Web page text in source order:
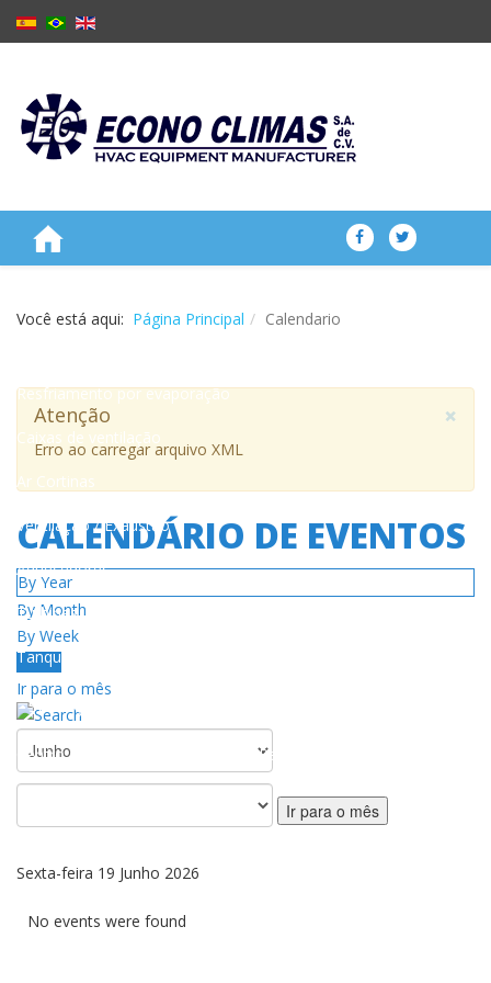
Resfriamento por evaporação
Caixas de ventilação
Ar Cortinas
Ventilação / Exaustão
Aquecedores
Turbinas
Tanques de gás
SERVIÇO
Centro de Serviços Autorizado da Rede
Você está aqui: Página Principal Calendario
×
Atenção
Erro ao carregar arquivo XML
CALENDÁRIO DE EVENTOS
By Year
By Month
By Week
Today
Ir para o mês
Ir para o mês
Sexta-feira 19 Junho 2026
No events were found